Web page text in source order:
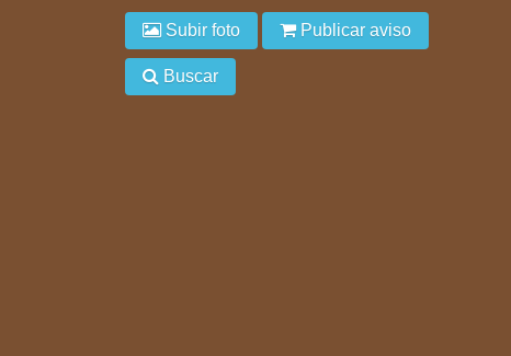
Subir foto Publicar aviso
Buscar